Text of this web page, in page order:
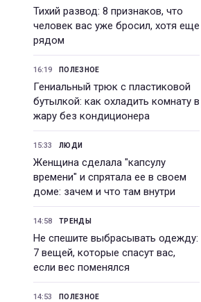
Тихий развод: 8 признаков, что
человек вас уже бросил, хотя еще
рядом
16:19 ПОЛЕЗНОЕ
Гениальный трюк с пластиковой
бутылкой: как охладить комнату в
жару без кондиционера
15:33 ЛЮДИ
Женщина сделала "капсулу
времени" и спрятала ее в своем
доме: зачем и что там внутри
14:58 ТРЕНДЫ
Не спешите выбрасывать одежду:
7 вещей, которые спасут вас,
если вес поменялся
14:53 ПОЛЕЗНОЕ